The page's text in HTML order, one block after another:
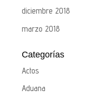
diciembre 2018
marzo 2018
Categorías
Actos
Aduana